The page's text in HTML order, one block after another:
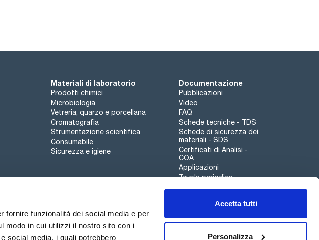
fornire funzionalità dei social media e per
modo in cui utilizzi il nostro sito con i
social media, i quali potrebbero
Accetta tutti
Personalizza
Materiali di laboratorio
Prodotti chimici
Microbiologia
Vetreria, quarzo e porcellana
Cromatografia
Strumentazione scientifica
Consumabile
Sicurezza e igiene
Documentazione
Pubblicazioni
Video
FAQ
Schede tecniche - TDS
Schede di sicurezza dei
materiali - SDS
Certificati di Analisi -
COA
Applicazioni
Tavola periodica
Canale di segnalazioni
Novità